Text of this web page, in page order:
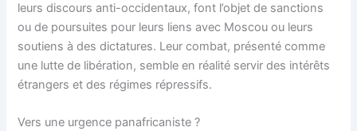
leurs discours anti-occidentaux, font l’objet de sanctions
ou de poursuites pour leurs liens avec Moscou ou leurs
soutiens à des dictatures. Leur combat, présenté comme
une lutte de libération, semble en réalité servir des intérêts
étrangers et des régimes répressifs.
Vers une urgence panafricaniste ?